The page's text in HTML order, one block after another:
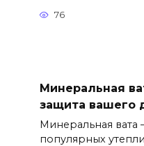
76
Минеральная
защита вашего
Минеральная
популярных